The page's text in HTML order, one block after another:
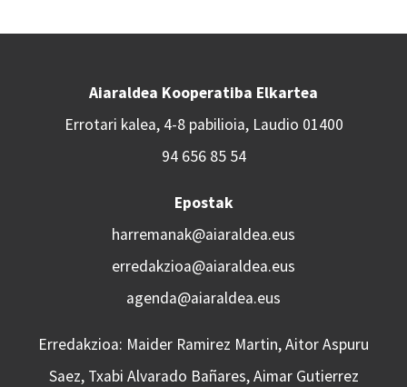
Aiaraldea Kooperatiba Elkartea
Errotari kalea, 4-8 pabilioia, Laudio 01400
94 656 85 54
Epostak
harremanak@aiaraldea.eus
erredakzioa@aiaraldea.eus
agenda@aiaraldea.eus
Erredakzioa: Maider Ramirez Martin, Aitor Aspuru
Saez, Txabi Alvarado Bañares, Aimar Gutierrez